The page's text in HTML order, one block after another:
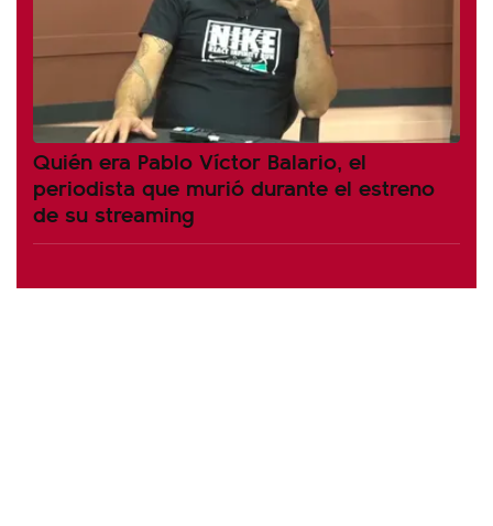
Quién era Pablo Víctor Balario, el
periodista que murió durante el estreno
de su streaming